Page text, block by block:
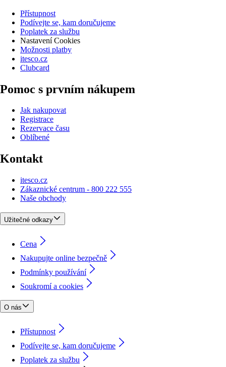
Přístupnost
Podívejte se, kam doručujeme
Poplatek za službu
Nastavení Cookies
Možnosti platby
itesco.cz
Clubcard
Pomoc s prvním nákupem
Jak nakupovat
Registrace
Rezervace času
Oblíbené
Kontakt
itesco.cz
Zákaznické centrum - 800 222 555
Naše obchody
Užitečné odkazy
Cena
Nakupujte online bezpečně
Podmínky používání
Soukromí a cookies
O nás
Přístupnost
Podívejte se, kam doručujeme
Poplatek za službu